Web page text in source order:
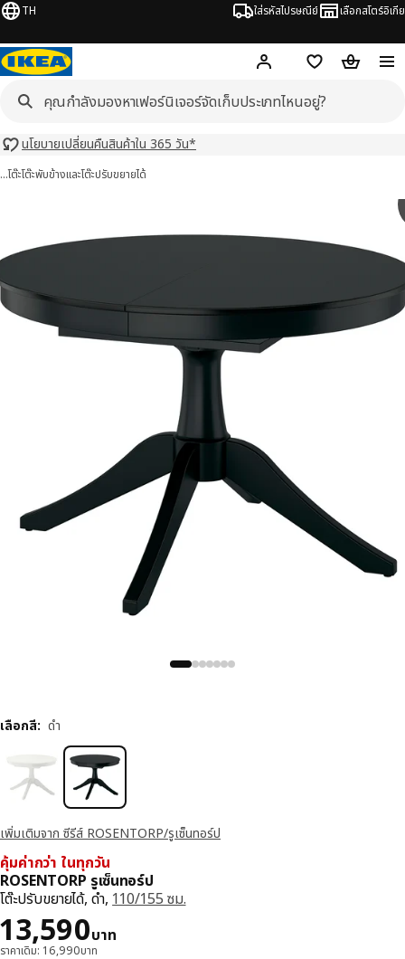
TH ใส่รหัสไปรษณีย์ เลือกสโตร์อิเกีย
Hej! เข้าสู่ระบบ หรือ ลงทะเ
ช้อปปิ้งลิสต์ตะกร้าสินค้
นโยบายเปลี่ยนคืนสินค้าใน 365 วัน*
…โต๊ะโต๊ะพับข้างและโต๊ะปรับขยายได้
เพิ่มเติมจาก ซีรีส์ ROSENTORP/รูเซ็นทอร์ป
คุ้มค่ากว่า ในทุกวัน
ROSENTORP รูเซ็นทอร์ป
โต๊ะปรับขยายได้, ดำ, 110/155 ซม.
13,590บาท
ราคา 13590บาท
ราคาเดิม: 16,990บาท
เลือกสี: ดำ